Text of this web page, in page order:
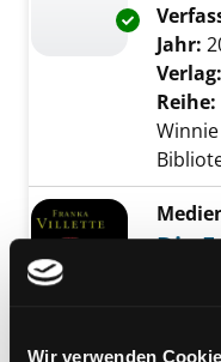
Wir verwenden
Jahr:
Verlag:
Reihe:
Die